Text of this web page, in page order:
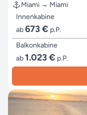
Miami → Miami
Innenkabine
ab673 € p.P.
Balkonkabine
ab1.023 € p.P.